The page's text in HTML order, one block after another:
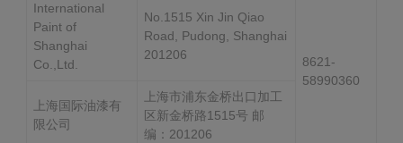
International
Paint of
Shanghai
Co.,Ltd.
No.1515 Xin Jin Qiao
Road, Pudong, Shanghai
201206
8621-
58990360
上海国际油漆有
限公司
上海市浦东金桥出口加工
区新金桥路1515号 邮
编：201206